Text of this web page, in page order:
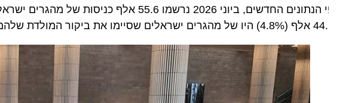
פי הנתונים החדשים, ביוני 2026 נרשמו 55.6 אלף